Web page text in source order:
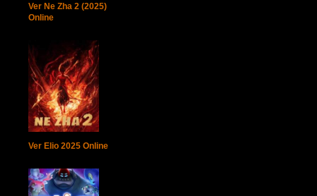
Ver Ne Zha 2 (2025)
Online
Ver Elio 2025 Online